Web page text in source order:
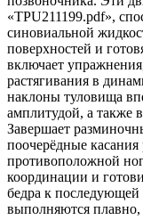
«TPU211199.pdf»,
синовиальной
поверхностей и
включает
растягивания в
наклоны туловища
амплитудой, а также
Завершает
поочерёдные
противоположной
координации и
бедра к
выполняются плавно,